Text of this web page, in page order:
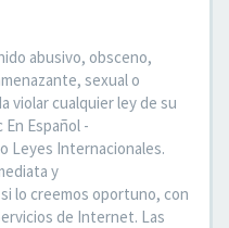
abusivo, obsceno,
sexual o
violar cualquier ley de su
Español -
Leyes Internacionales.
y
lo creemos oportuno, con
de Internet. Las